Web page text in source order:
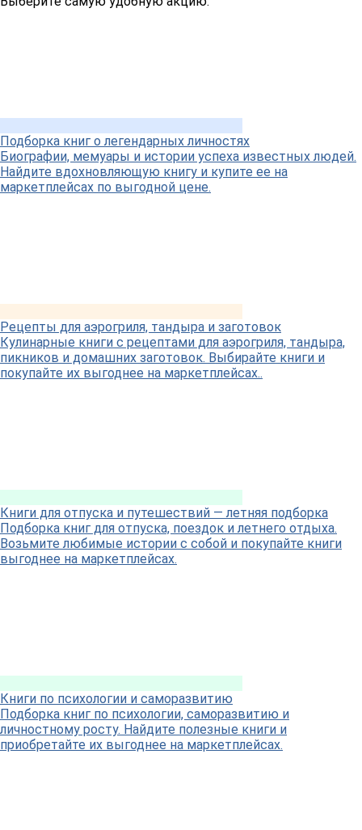
Подборка книг о легендарных личностях
Биографии, мемуары и истории успеха известных людей.
Найдите вдохновляющую книгу и купите ее на
маркетплейсах по выгодной цене.
Рецепты для аэрогриля, тандыра и заготовок
Кулинарные книги с рецептами для аэрогриля, тандыра,
пикников и домашних заготовок. Выбирайте книги и
покупайте их выгоднее на маркетплейсах..
Книги для отпуска и путешествий — летняя подборка
Подборка книг для отпуска, поездок и летнего отдыха.
Возьмите любимые истории с собой и покупайте книги
выгоднее на маркетплейсах.
Книги по психологии и саморазвитию
Подборка книг по психологии, саморазвитию и
личностному росту. Найдите полезные книги и
приобретайте их выгоднее на маркетплейсах.